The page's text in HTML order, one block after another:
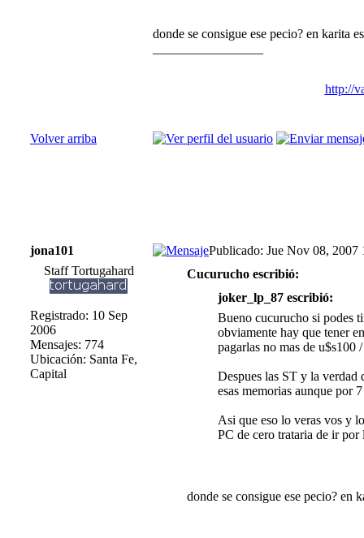
donde se consigue ese pecio? en karita
http://
Volver arriba
jona101
Publicado: Jue Nov 08, 2007
Staff Tortugahard
Registrado: 10 Sep
2006
Mensajes: 774
Ubicación: Santa Fe,
Capital
Cucurucho escribió:
joker_lp_87 escribió:
Bueno cucurucho si podes
obviamente hay que tener
pagarlas no mas de u$s100
Despues las ST y la verdad
esas memorias aunque por
Asi que eso lo veras vos y
PC de cero trataria de ir
donde se consigue ese pecio? en